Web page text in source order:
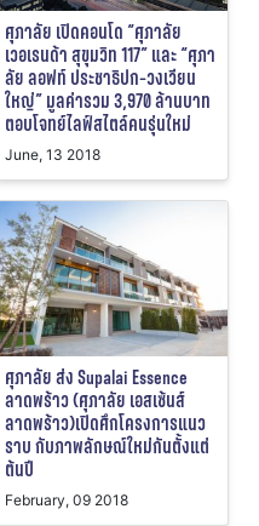
ศุภาลัย เปิดคอนโด “ศุภาลัย
เวอเรนด้า สุขุมวิท 117” และ “ศุภา
ลัย ลอฟท์ ประชาธิปก-วงเวียน
ใหญ่” มูลค่ารวม 3,970 ล้านบาท
ตอบโจทย์ไลฟ์สไตล์คนรุ่นใหม่
June, 13 2018
ศุภาลัย ส่ง Supalai Essence
ลาดพร้าว (ศุภาลัย เอสเซ้นส์
ลาดพร้าว)เปิดศึกโครงการแนว
ราบ กับภาพลักษณ์ใหม่กันตั้งแต่
ต้นปี
February, 09 2018